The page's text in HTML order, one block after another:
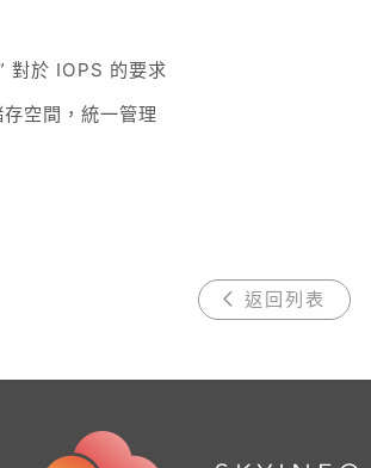
於 IOPS 的要求
空間，統一管理
返回列表